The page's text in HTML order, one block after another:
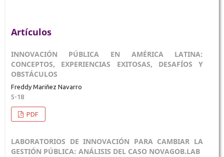
Artículos
INNOVACIÓN PÚBLICA EN AMÉRICA LATINA:
CONCEPTOS, EXPERIENCIAS EXITOSAS, DESAFÍOS Y
OBSTÁCULOS
Freddy Mariñez Navarro
5-18
PDF
LABORATORIOS DE INNOVACIÓN PARA CAMBIAR LA
GESTIÓN PÚBLICA: ANÁLISIS DEL CASO NOVAGOB.LAB